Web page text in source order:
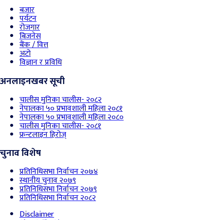
बजार
पर्यटन
रोजगार
बिजनेस
बैंक / वित्त
अटो
विज्ञान र प्रविधि
अनलाइनखबर सूची
चालीस मुनिका चालीस- २०८२
नेपालका ५० प्रभावशाली महिला २०८१
नेपालका ५० प्रभावशाली महिला २०८०
चालीस मुनिका चालीस- २०८१
फ्रन्टलाइन हिरोज्
चुनाव विशेष
प्रतिनिधिसभा निर्वाचन २०७४
स्थानीय चुनाव २०७९
प्रतिनिधिसभा निर्वाचन २०७९
प्रतिनिधिसभा निर्वाचन २०८२
Disclaimer